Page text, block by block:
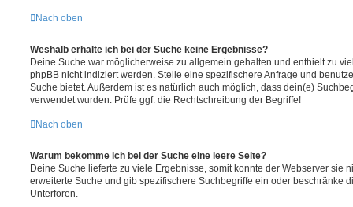
Nach oben
Weshalb erhalte ich bei der Suche keine Ergebnisse?
Deine Suche war möglicherweise zu allgemein gehalten und enthielt zu
phpBB nicht indiziert werden. Stelle eine spezifischere Anfrage und
Suche bietet. Außerdem ist es natürlich auch möglich, dass dein(e)
verwendet wurden. Prüfe ggf. die Rechtschreibung der Begriffe!
Nach oben
Warum bekomme ich bei der Suche eine leere Seite?
Deine Suche lieferte zu viele Ergebnisse, somit konnte der Webserver sie
erweiterte Suche und gib spezifischere Suchbegriffe ein oder beschränke
Unterforen.